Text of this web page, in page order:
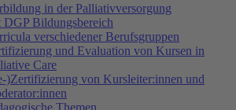
in der Palliativversorgung
DGP Bildungsbereich
verschiedener Berufsgruppen
und Evaluation von Kursen in
Care
)Zertifizierung von Kursleiter:innen und
Themen